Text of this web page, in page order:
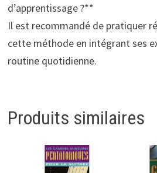
d’apprentissage ?**
Il est recommandé de pratiquer
cette méthode en intégrant ses
routine quotidienne.
Produits similaires